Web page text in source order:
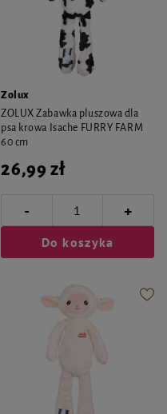
Zolux
ZOLUX Zabawka pluszowa dla
psa krowa Isache FURRY FARM
60 cm
26,99 zł
- +
Do koszyka